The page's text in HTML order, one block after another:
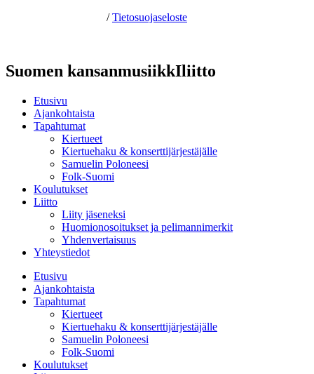
/Tietosuojaseloste
Suomen kansanmusiikkIliitto
Etusivu
Ajankohtaista
Tapahtumat
Kiertueet
Kiertuehaku & konserttijärjestäjälle
Samuelin Poloneesi
Folk-Suomi
Koulutukset
Liitto
Liity jäseneksi
Huomionosoitukset ja pelimannimerkit
Yhdenvertaisuus
Yhteystiedot
Etusivu
Ajankohtaista
Tapahtumat
Kiertueet
Kiertuehaku & konserttijärjestäjälle
Samuelin Poloneesi
Folk-Suomi
Koulutukset